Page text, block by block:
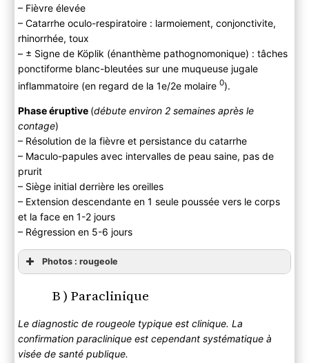
– Fièvre élevée
– Catarrhe oculo-respiratoire : larmoiement, conjonctivite,
rhinorrhée, toux
– ± Signe de Köplik (énanthème pathognomonique) : tâches
ponctiforme blanc-bleutées sur une muqueuse jugale
inflammatoire (en regard de la 1e/2e molaire 0).
Phase éruptive (débute environ 2 semaines après le
contage)
– Résolution de la fièvre et persistance du catarrhe
– Maculo-papules avec intervalles de peau saine, pas de
prurit
– Siège initial derrière les oreilles
– Extension descendante en 1 seule poussée vers le corps
et la face en 1-2 jours
– Régression en 5-6 jours
Photos : rougeole
B ) Paraclinique
Le diagnostic de rougeole typique est clinique. La
confirmation paraclinique est cependant systématique à
visée de santé publique.